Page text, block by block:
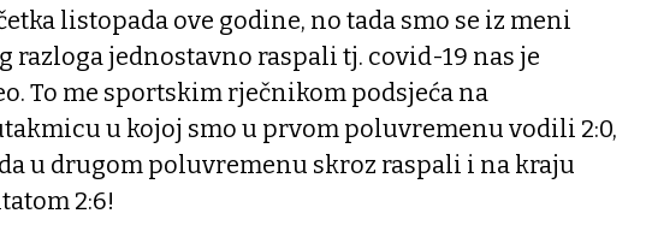
listopada ove godine, no tada smo se iz meni
razloga jednostavno raspali tj. covid-19 nas je
To me sportskim rječnikom podsjeća na
u kojoj smo u prvom poluvremenu vodili 2:0,
u drugom poluvremenu skroz raspali i na kraju
2:6!